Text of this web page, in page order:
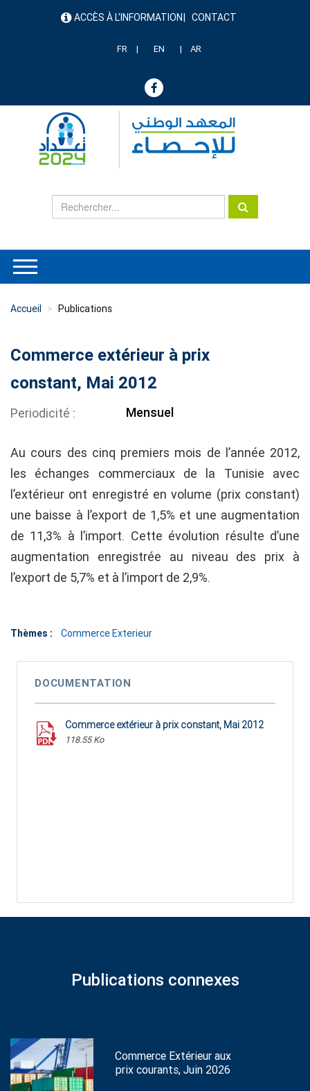
menu ACCÈS À L'INFORMATION CONTACT
FR EN AR
Accueil Publications
Commerce extérieur à prix
constant, Mai 2012
Periodicité Mensuel
Au cours des cinq premiers mois de l’année 2012,
les échanges commerciaux de la Tunisie avec
l’extérieur ont enregistré en volume (prix constant)
une baisse à l’export de 1,5% et une augmentation
de 11,3% à l’import. Cette évolution résulte d’une
augmentation enregistrée au niveau des prix à
l’export de 5,7% et à l’import de 2,9%.
Thèmes : Commerce Exterieur
DOCUMENTATION
Commerce extérieur à prix constant, Mai 2012
118.55 Ko
Publications connexes
Commerce Extérieur aux
prix courants, Juin 2026